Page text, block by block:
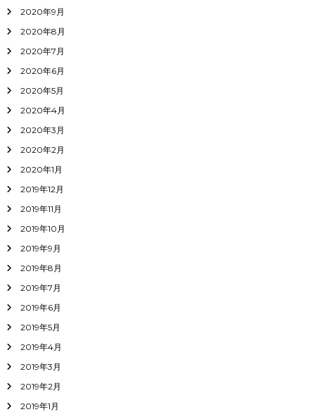
2020年9月
2020年8月
2020年7月
2020年6月
2020年5月
2020年4月
2020年3月
2020年2月
2020年1月
2019年12月
2019年11月
2019年10月
2019年9月
2019年8月
2019年7月
2019年6月
2019年5月
2019年4月
2019年3月
2019年2月
2019年1月